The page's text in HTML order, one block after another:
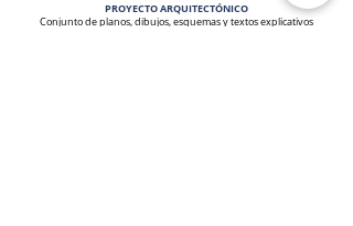
PROYECTO ARQUITECTÓNICO
Conjunto de planos, dibujos, esquemas y textos explicativos